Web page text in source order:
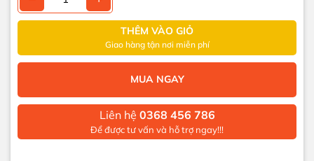
THÊM VÀO GIỎ
Giao hàng tận nơi miễn phí
MUA NGAY
Liên hệ 0368 456 786
Để được tư vấn và hỗ trợ ngay!!!